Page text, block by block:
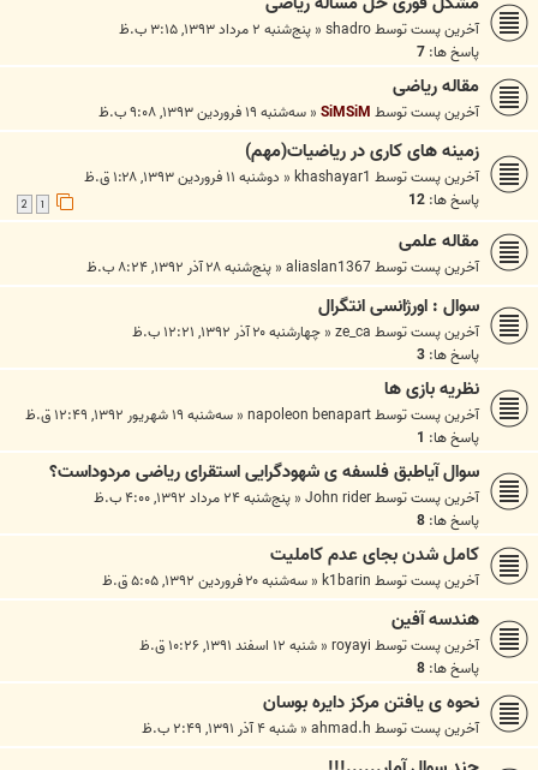
آخرین پست توسطshadro
« پنج‌شنبه ۲ مرداد ۱۳۹۳, ۳:۱۵ ب.ظ
پاسخ ها: 7
مقاله ریاضی
آخرین پست توسطSiMSiM
« سه‌شنبه ۱۹ فروردین ۱۳۹۳, ۹:۰۸ ب.ظ
زمینه های کاری در ریاضیات(مهم)
آخرین پست توسطkhashayar1
« دوشنبه ۱۱ فروردین ۱۳۹۳, ۱:۲۸ ق.ظ
پاسخ ها: 12
مقاله علمی
آخرین پست توسطaliaslan1367
« پنج‌شنبه ۲۸ آذر ۱۳۹۲, ۸:۲۴ ب.ظ
سوال : اورژانسی انتگرال
آخرین پست توسطze_ca
« چهارشنبه ۲۰ آذر ۱۳۹۲, ۱۲:۲۱ ب.ظ
پاسخ ها: 3
نظریه بازی ها
آخرین پست توسطnapoleon benapart
« سه‌شنبه ۱۹ شهریور ۱۳۹۲, ۱۲:۴۹ ق.ظ
پاسخ ها: 1
سوال آیاطبق فلسفه ی شهودگرایی استقرای ریاضی مردوداست؟
آخرین پست توسطJohn rider
« پنج‌شنبه ۲۴ مرداد ۱۳۹۲, ۴:۰۰ ب.ظ
پاسخ ها: 8
کامل شدن بجای عدم کاملیت
آخرین پست توسطk1barin
« سه‌شنبه ۲۰ فروردین ۱۳۹۲, ۵:۰۵ ق.ظ
هندسه آفین
آخرین پست توسطroyayi
« شنبه ۱۲ اسفند ۱۳۹۱, ۱۰:۲۶ ق.ظ
پاسخ ها: 8
نحوه ی یافتن مرکز دایره بوسان
آخرین پست توسطahmad.h
« شنبه ۴ آذر ۱۳۹۱, ۲:۴۹ ب.ظ